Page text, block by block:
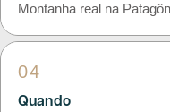
Montanha real na
04
Quando